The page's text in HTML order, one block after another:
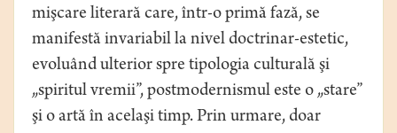
mişcare literară care, într-o primă fază, se
manifestă invariabil la nivel doctrinar-estetic,
evoluând ulterior spre tipologia culturală şi
„spiritul vremii”, postmodernismul este o „stare”
şi o artă în acelaşi timp. Prin urmare, doar